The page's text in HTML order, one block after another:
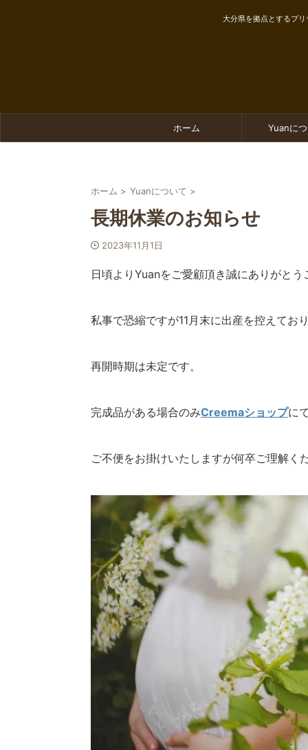
大分県を拠点とするプ
ホーム Yuanに
ホーム > Yuanについて >
長期休業のお知らせ
2023年11月1日
日頃よりYuanをご愛顧頂き誠にありがとう
私事で恐縮ですが11月末に出産を控えてお
再開時期は未定です。
完成品がある場合のみCreemaショップに
ご不便をお掛けいたしますが何卒ご理解く